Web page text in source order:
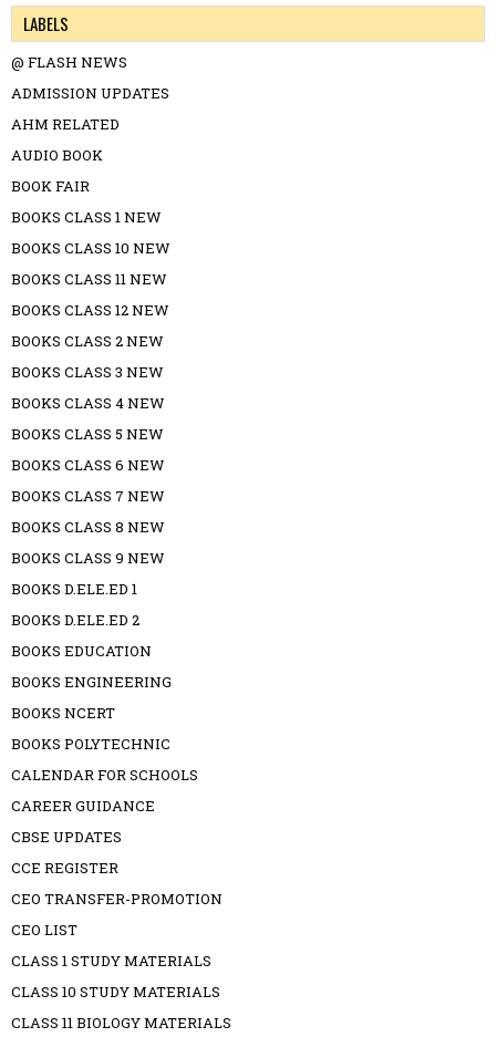
LABELS
@ FLASH NEWS
ADMISSION UPDATES
AHM RELATED
AUDIO BOOK
BOOK FAIR
BOOKS CLASS 1 NEW
BOOKS CLASS 10 NEW
BOOKS CLASS 11 NEW
BOOKS CLASS 12 NEW
BOOKS CLASS 2 NEW
BOOKS CLASS 3 NEW
BOOKS CLASS 4 NEW
BOOKS CLASS 5 NEW
BOOKS CLASS 6 NEW
BOOKS CLASS 7 NEW
BOOKS CLASS 8 NEW
BOOKS CLASS 9 NEW
BOOKS D.ELE.ED 1
BOOKS D.ELE.ED 2
BOOKS EDUCATION
BOOKS ENGINEERING
BOOKS NCERT
BOOKS POLYTECHNIC
CALENDAR FOR SCHOOLS
CAREER GUIDANCE
CBSE UPDATES
CCE REGISTER
CEO TRANSFER-PROMOTION
CEO LIST
CLASS 1 STUDY MATERIALS
CLASS 10 STUDY MATERIALS
CLASS 11 BIOLOGY MATERIALS